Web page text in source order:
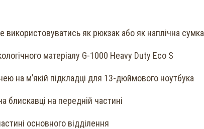
використовуватись як рюкзак або як наплічна сумка
матеріалу G-1000 Heavy Duty Eco S
на м’якій підкладці для 13-дюймового ноутбука
блискавці на передній частині
основного відділення